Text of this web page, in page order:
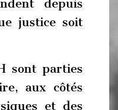
depuis
justice soit
sont parties
aux côtés
et des